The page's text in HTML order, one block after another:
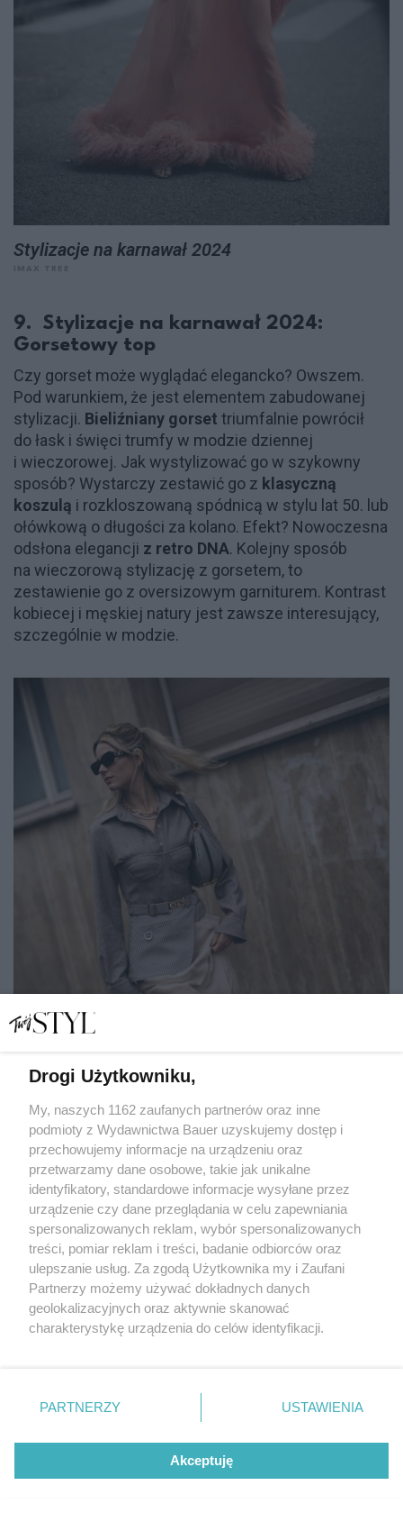
Stylizacje na karnawał 2024
9. Stylizacje na karnawał 2024:
Gorsetowy top
Czy gorset może wyglądać elegancko? Owszem.
Pod warunkiem, że jest elementem zabudowanej
stylizacji. Bieliźniany gorset triumfalnie powrócił
do łask i święci trumfy w modzie dziennej
i wieczorowej. Jak wystylizować go w szykowny
sposób? Wystarczy zestawić go z klasyczną
koszulą i rozkloszowaną spódnicą w stylu lat 50. lub
ołówkową o długości za kolano. Efekt? Nowoczesna
odsłona elegancji z retro DNA. Kolejny sposób
na wieczorową stylizację z gorsetem, to
zestawienie go z oversizowym garniturem. Kontrast
kobiecej i męskiej natury jest zawsze interesujący,
szczególnie w modzie.
Stylizacje na karnawał 2024
IMAX TREE
Drogi Użytkowniku,
My, naszych 1162 zaufanych partnerów oraz inne
podmioty z Wydawnictwa Bauer uzyskujemy dostęp i
przechowujemy informacje na urządzeniu oraz
przetwarzamy dane osobowe, takie jak unikalne
identyfikatory, standardowe informacje wysyłane przez
urządzenie czy dane przeglądania w celu zapewniania
spersonalizowanych reklam, wybór spersonalizowanych
treści, pomiar reklam i treści, badanie odbiorców oraz
ulepszanie usług. Za zgodą Użytkownika my i Zaufani
Partnerzy możemy używać dokładnych danych
geolokalizacyjnych oraz aktywnie skanować
charakterystykę urządzenia do celów identyfikacji.
zmienić/wycofać klikając przycisk ustawień prywatności
znajdujący się w lewym dolnym rogu strony
rodzaje przetwarzania danych nie wymagają zgody
użytkownika, ale masz prawo sprzeciwić się takiemu
PARTNERZY USTAWIENIA
Akceptuję